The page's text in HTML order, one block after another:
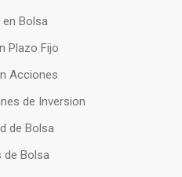
en Bolsa
Plazo Fijo
Acciones
de Inversion
de Bolsa
de Bolsa